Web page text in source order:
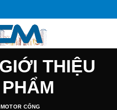
THIỆU
MOTOR CỔNG